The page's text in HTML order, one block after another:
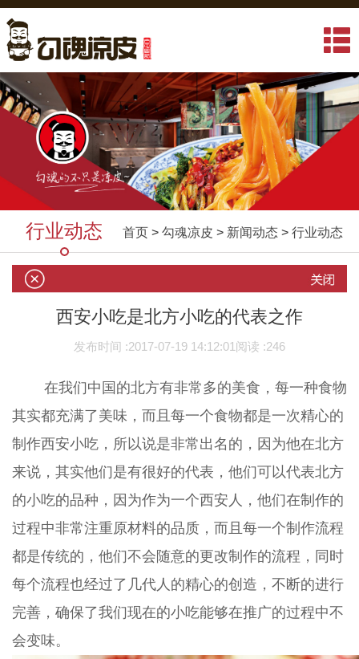
行业动态 首页 > 勾魂凉皮 > 新闻动态 > 行业动态
西安小吃是北方小吃的代表之作
发布时间 :2017-07-19 14:12:01 阅读 :246
在我们中国的北方有非常多的美食，每一种食物
其实都充满了美味，而且每一个食物都是一次精心的
制作西安小吃，所以说是非常出名的，因为他在北方
来说，其实他们是有很好的代表，他们可以代表北方
的小吃的品种，因为作为一个西安人，他们在制作的
过程中非常注重原材料的品质，而且每一个制作流程
都是传统的，他们不会随意的更改制作的流程，同时
每个流程也经过了几代人的精心的创造，不断的进行
完善，确保了我们现在的小吃能够在推广的过程中不
会变味。